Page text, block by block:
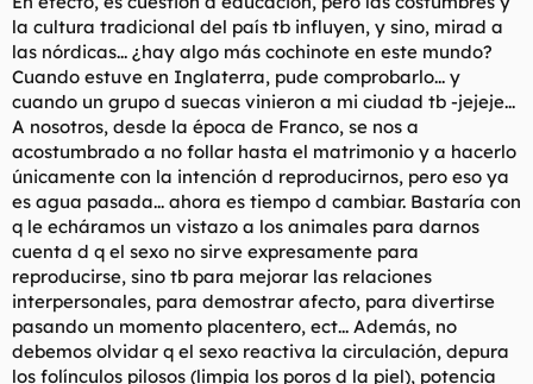
la cultura tradicional del país tb influyen, y sino, mirad a
las nórdicas... ¿hay algo más cochinote en este mundo?
Cuando estuve en Inglaterra, pude comprobarlo... y
cuando un grupo d suecas vinieron a mi ciudad tb -jejeje...
A nosotros, desde la época de Franco, se nos a
acostumbrado a no follar hasta el matrimonio y a hacerlo
únicamente con la intención d reproducirnos, pero eso ya
es agua pasada... ahora es tiempo d cambiar. Bastaría con
q le echáramos un vistazo a los animales para darnos
cuenta d q el sexo no sirve expresamente para
reproducirse, sino tb para mejorar las relaciones
interpersonales, para demostrar afecto, para divertirse
pasando un momento placentero, ect... Además, no
debemos olvidar q el sexo reactiva la circulación, depura
los folínculos pilosos (limpia los poros d la piel), potencia